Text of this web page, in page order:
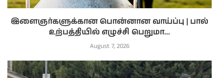
இளைஞர்களுக்கான பொன்னான வாய்ப்பு | பால்
உற்பத்தியில் எழுச்சி பெறுமா...
August 7, 2026